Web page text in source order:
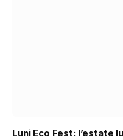
Luni Eco Fest: l’estate